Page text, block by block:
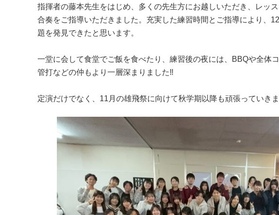
指揮者の藤本先生をはじめ、多くの先生方にお越しいただき、レッ
合奏をご指導いただきました。充実した練習時間とご指導により、
題を発見できたと思います。
一堂に会して食堂でご飯を食べたり、練習後の夜には、BBQや全体
管打などの仲もより一層深まりました‼
定演だけでなく、11月の雄飛祭に向けて秋学期以降も頑張っていきま